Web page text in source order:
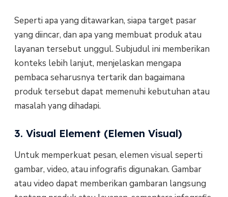
Seperti apa yang ditawarkan, siapa target pasar
yang diincar, dan apa yang membuat produk atau
layanan tersebut unggul. Subjudul ini memberikan
konteks lebih lanjut, menjelaskan mengapa
pembaca seharusnya tertarik dan bagaimana
produk tersebut dapat memenuhi kebutuhan atau
masalah yang dihadapi.
3. Visual Element (Elemen Visual)
Untuk memperkuat pesan, elemen visual seperti
gambar, video, atau infografis digunakan. Gambar
atau video dapat memberikan gambaran langsung